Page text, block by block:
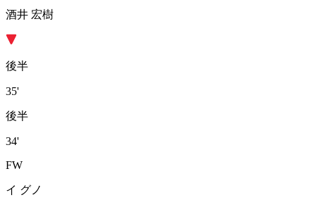
酒井 宏樹
後半
35'
後半
34'
FW
イ グノ